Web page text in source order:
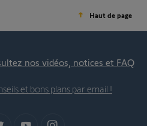
Haut de page
nos vidéos, notices et FAQ
et bons plans par email !